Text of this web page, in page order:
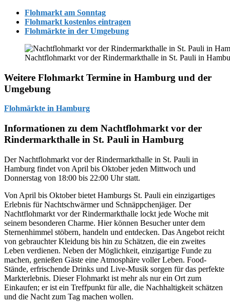
Flohmarkt am Sonntag
Flohmarkt kostenlos eintragen
Flohmärkte in der Umgebung
Nachtflohmarkt vor der Rindermarkthalle in St. Pauli in
Weitere Flohmarkt Termine in Hamburg und der
Umgebung
Flohmärkte in Hamburg
Informationen zu dem Nachtflohmarkt vor der
Rindermarkthalle in St. Pauli in Hamburg
Der Nachtflohmarkt vor der Rindermarkthalle in St. Pauli in
Hamburg findet von April bis Oktober jeden Mittwoch und
Donnerstag von 18:00 bis 22:00 Uhr statt.
Von April bis Oktober bietet Hamburgs St. Pauli ein einzigartiges
Erlebnis für Nachtschwärmer und Schnäppchenjäger. Der
Nachtflohmarkt vor der Rindermarkthalle lockt jede Woche mit
seinem besonderen Charme. Hier können Besucher unter dem
Sternenhimmel stöbern, handeln und entdecken. Das Angebot reicht
von gebrauchter Kleidung bis hin zu Schätzen, die ein zweites
Leben verdienen. Neben der Möglichkeit, einzigartige Funde zu
machen, genießen Gäste eine Atmosphäre voller Leben. Food-
Stände, erfrischende Drinks und Live-Musik sorgen für das perfekte
Markterlebnis. Dieser Flohmarkt ist mehr als nur ein Ort zum
Einkaufen; er ist ein Treffpunkt für alle, die Nachhaltigkeit schätzen
und die Nacht zum Tag machen wollen.